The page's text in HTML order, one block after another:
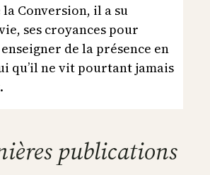
Conversion, il a su
ses croyances pour
de la présence en
qu’il ne vit pourtant jamais
publications